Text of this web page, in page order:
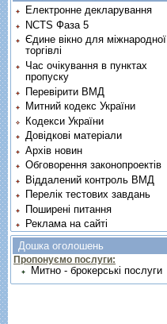
Електронне декларування
NCTS Фаза 5
Єдине вікно для міжнародної
торгівлі
Час очікування в пунктах
пропуску
Перевірити ВМД
Митний кодекс України
Кодекси України
Довідкові матеріали
Архів новин
Обговорення законопроектів
Віддалений контроль ВМД
Перелік тестових завдань
Поширені питання
Реклама на сайті
Дошка оголошень
Пропонуємо послуги:
Митно - брокерські послуги